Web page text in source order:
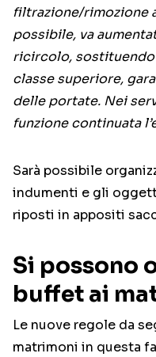
filtrazione/rimozione
possibile, va
ricircolo,
classe superiore,
delle portate. Nei
funzione continuata
Sarà possibile
indumenti e gli
riposti in appositi
Si possono
buffet ai
Le nuove regole da
matrimoni in questa